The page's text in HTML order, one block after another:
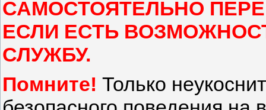
САМОСТОЯТЕЛЬНО
ЕСЛИ ЕСТЬ
СЛУЖБУ.
Помните! Только